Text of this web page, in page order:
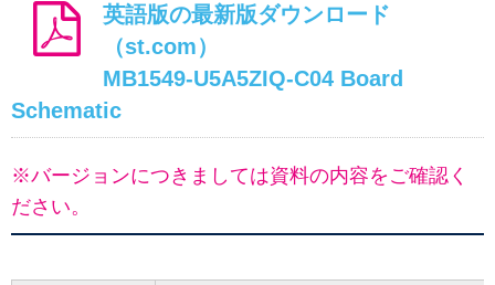
英語版の最新版ダウンロード
（st.com）
MB1549-U5A5ZIQ-C04 Board
Schematic
※バージョンにつきましては資料の内容をご確認く
ださい。